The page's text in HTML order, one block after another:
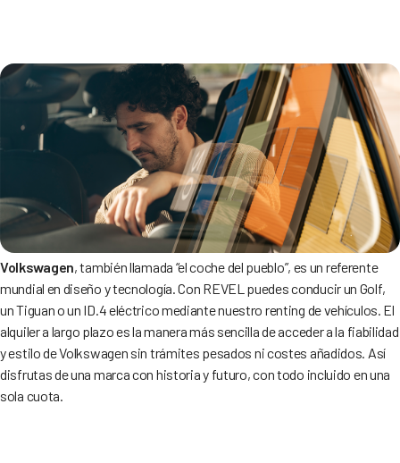
Volkswagen, también llamada “el coche del pueblo”, es un referente
mundial en diseño y tecnología. Con REVEL puedes conducir un Golf,
un Tiguan o un ID.4 eléctrico mediante nuestro renting de vehículos. El
alquiler a largo plazo es la manera más sencilla de acceder a la fiabilidad
y estilo de Volkswagen sin trámites pesados ni costes añadidos. Así
disfrutas de una marca con historia y futuro, con todo incluido en una
sola cuota.